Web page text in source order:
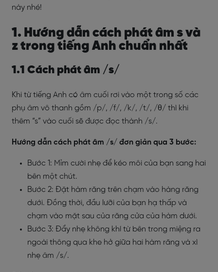
này nhé!
1. Hướng dẫn cách phát âm s và
z trong tiếng Anh chuẩn nhất
1.1 Cách phát âm /s/
Khi từ tiếng Anh có âm cuối rơi vào một trong số các
phụ âm vô thanh gồm /p/, /f/, /k/, /t/, /θ/ thì khi
thêm “s” vào cuối sẽ được đọc thành /s/.
Hướng dẫn cách phát âm /s/ đơn giản qua 3 bước:
Bước 1: Mỉm cười nhẹ để kéo môi của bạn sang hai
bên một chút.
Bước 2: Đặt hàm răng trên chạm vào hàng răng
dưới. Đồng thời, đầu lưỡi của bạn hạ thấp và
chạm vào mặt sau của răng cửa của hàm dưới.
Bước 3: Đẩy nhẹ không khí từ bên trong miệng ra
ngoài thông qua khe hở giữa hai hàm răng và xì
nhẹ âm /s/.